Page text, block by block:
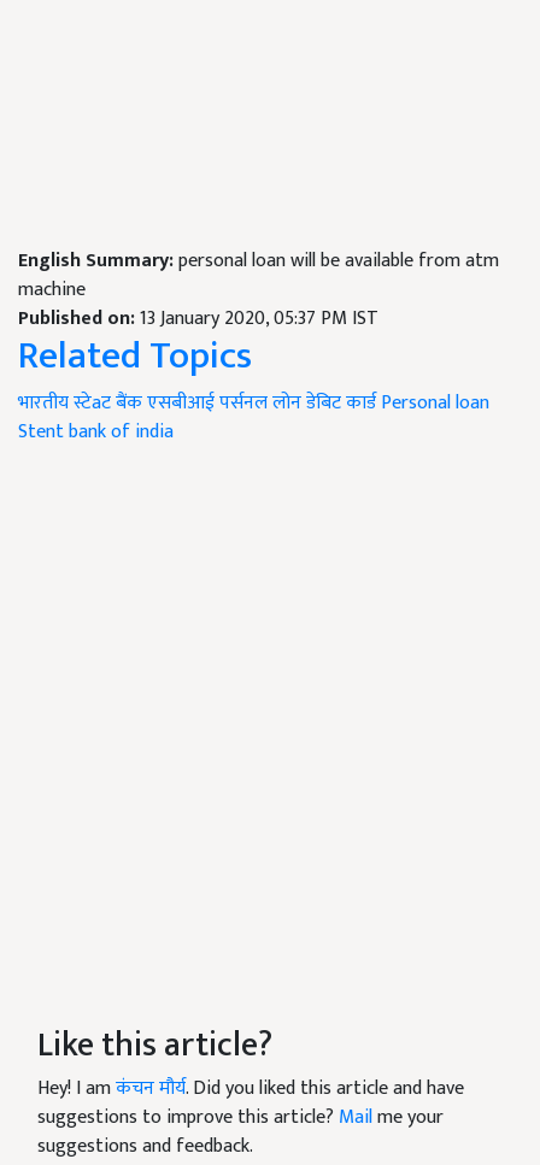
English Summary:personal loan will be available from atm
machine
Published on:13 January 2020, 05:37 PM IST
Related Topics
भारतीय स्टेaट बैंकएसबीआईपर्सनल लोनडेबिट कार्डPersonal loan
Stent bank of india
Like this article?
Hey! I amकंचन मौर्य. Did you liked this article and have
suggestions to improve this article? Mailme your
suggestions and feedback.